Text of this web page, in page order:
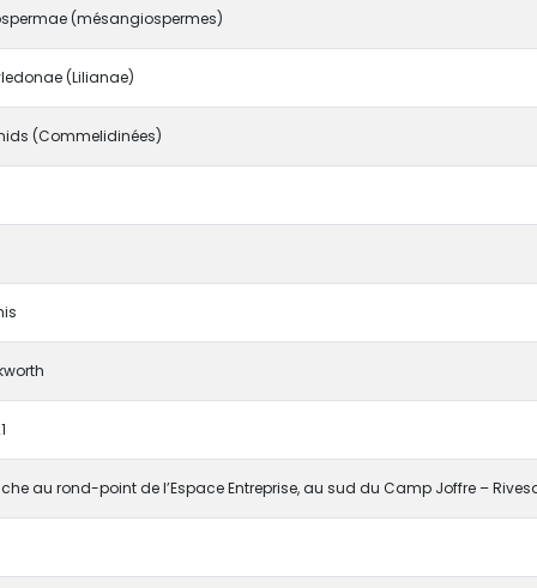
(mésangiospermes)
(Lilianae)
(Commelidinées)
au rond-point de l’Espace Entreprise, au sud du Camp Joffre –